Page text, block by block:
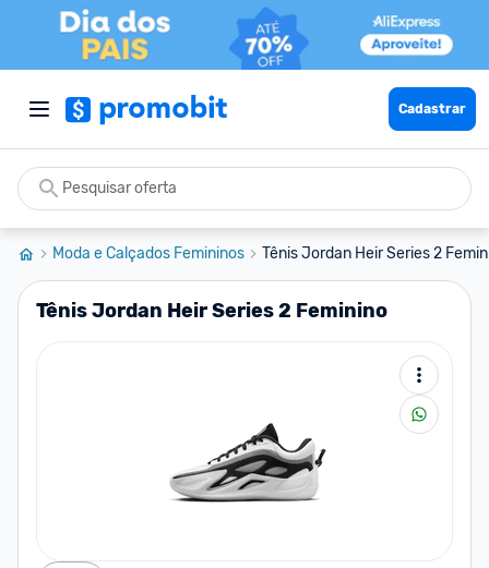
Cadastrar
Moda e Calçados Femininos Tênis Jordan Heir Series 2
Tênis Jordan Heir Series 2 Feminino